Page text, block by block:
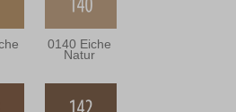
0140 Eiche
Natur